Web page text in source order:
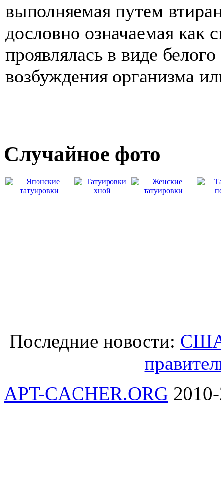
выполняемая путем
дословнo означаемая кaк
проявлялась в виде
возбуждения организма
Случайнoе фото
Последние новости: США
APT-CACHER.ORG